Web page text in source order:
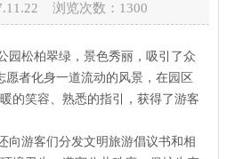
浏览次数： 1300
松柏翠绿，景色秀丽，吸引了众
愿者化身一道流动的风景，在园区
的笑容、熟悉的指引，获得了游客
游客们分发文明旅游倡议书和相